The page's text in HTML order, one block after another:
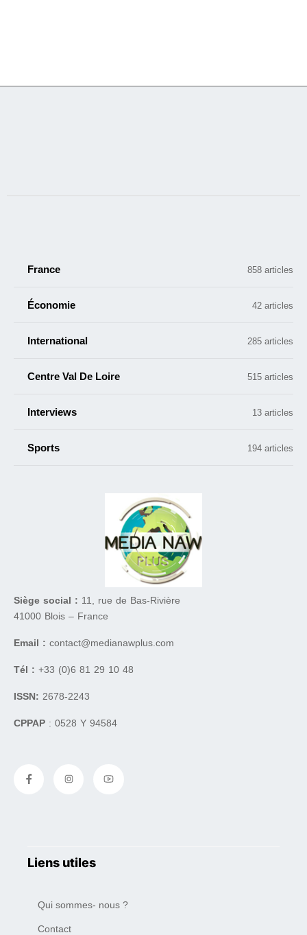
France 858 articles
Économie 42 articles
International 285 articles
Centre Val De Loire 515 articles
Interviews 13 articles
Sports 194 articles
Siège social : 11, rue de Bas-Rivière
41000 Blois – France
Email : contact@medianawplus.com
Tél : +33 (0)6 81 29 10 48
ISSN: 2678-2243
CPPAP : 0528 Y 94584
Liens utiles
Qui sommes- nous ?
Contact